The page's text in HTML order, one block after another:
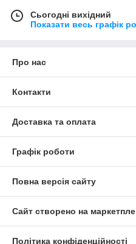
Сьогодні вихідний
Показати весь графік
Про нас
Контакти
Доставка та оплата
Графік роботи
Повна версія сайту
Сайт створено на
Політика конфіденційності